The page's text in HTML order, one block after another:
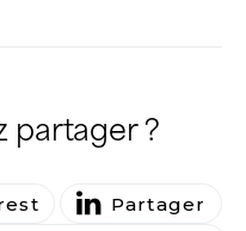
partager ?
Partager